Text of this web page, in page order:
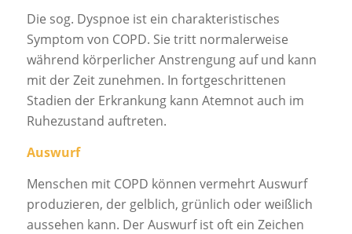
Die sog. Dyspnoe ist ein charakteristisches
Symptom von COPD. Sie tritt normalerweise
während körperlicher Anstrengung auf und kann
mit der Zeit zunehmen. In fortgeschrittenen
Stadien der Erkrankung kann Atemnot auch im
Ruhezustand auftreten.
Auswurf
Menschen mit COPD können vermehrt Auswurf
produzieren, der gelblich, grünlich oder weißlich
aussehen kann. Der Auswurf ist oft ein Zeichen